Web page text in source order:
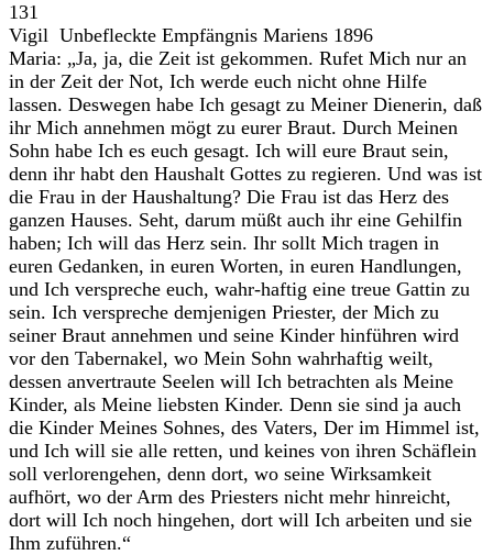
131
Vigil Unbefleckte Empfängnis Mariens 1896
Maria: „Ja, ja, die Zeit ist gekommen. Rufet Mich nur an
in der Zeit der Not, Ich werde euch nicht ohne Hilfe
lassen. Deswegen habe Ich gesagt zu Meiner Dienerin, daß
ihr Mich annehmen mögt zu eurer Braut. Durch Meinen
Sohn habe Ich es euch gesagt. Ich will eure Braut sein,
denn ihr habt den Haushalt Gottes zu regieren. Und was ist
die Frau in der Haushaltung? Die Frau ist das Herz des
ganzen Hauses. Seht, darum müßt auch ihr eine Gehilfin
haben; Ich will das Herz sein. Ihr sollt Mich tragen in
euren Gedanken, in euren Worten, in euren Handlungen,
und Ich verspreche euch, wahr-haftig eine treue Gattin zu
sein. Ich verspreche demjenigen Priester, der Mich zu
seiner Braut annehmen und seine Kinder hinführen wird
vor den Tabernakel, wo Mein Sohn wahrhaftig weilt,
dessen anvertraute Seelen will Ich betrachten als Meine
Kinder, als Meine liebsten Kinder. Denn sie sind ja auch
die Kinder Meines Sohnes, des Vaters, Der im Himmel ist,
und Ich will sie alle retten, und keines von ihren Schäflein
soll verlorengehen, denn dort, wo seine Wirksamkeit
aufhört, wo der Arm des Priesters nicht mehr hinreicht,
dort will Ich noch hingehen, dort will Ich arbeiten und sie
Ihm zuführen.“